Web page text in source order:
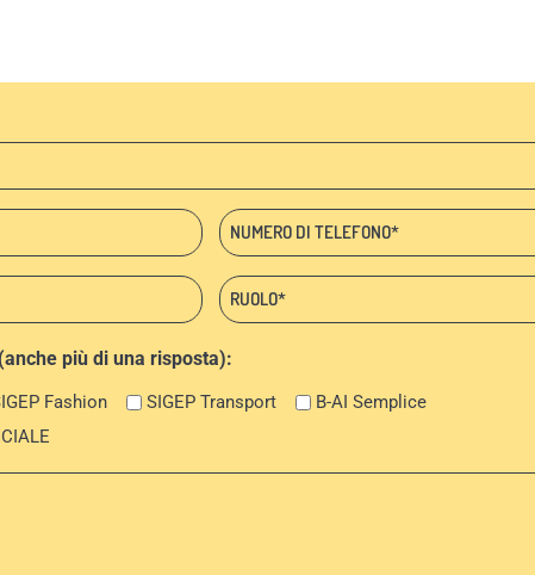
Telefono
*
Ruolo:
*
più di una risposta):
Fashion SIGEP Transport
B-AI Semplice